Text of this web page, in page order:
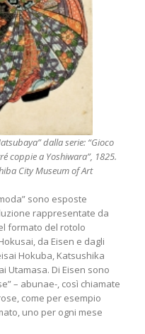
dalla serie: “Gioco
coppie a Yoshiwara”, 1825.
City Museum of Art
sono esposte
rappresentate da
formato del rotolo
da Eisen e dagli
Hokuba, Katsushika
Utamasa. Di Eisen sono
– abunae-, così chiamate
come per esempio
uno per ogni mese